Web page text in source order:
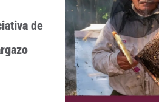
de